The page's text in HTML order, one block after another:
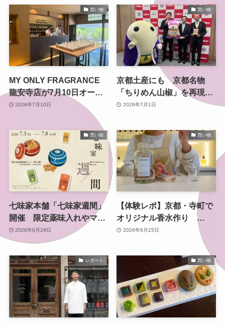
買い物
MY ONLY FRAGRANCE
龍安寺店が7月10日オープ
ン 京都のオーダーメイド
香水体験が「きぬかけの
路」に
2026年7月10日
買い物
京都土産にも 京都名物
「ちりめん山椒」を再現し
たポテトチップス 京都の
ら数量限定発売
2026年7月1日
買い物
七味家本舗「七味家週間」
開催 限定薬味入れやマグ
ネットプレゼントも
2026年6月29日
買い物
【体験レポ】京都・寺町で
オリジナル香水作り
CABINETで“自分だけの香
2026年6月25日
レポート 買い物